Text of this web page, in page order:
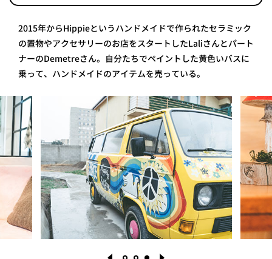
2015年からHippieというハンドメイドで作られたセラミック
の置物やアクセサリーのお店をスタートしたLaliさんとパート
ナーのDemetreさん。自分たちでペイントした黄色いバスに
乗って、ハンドメイドのアイテムを売っている。